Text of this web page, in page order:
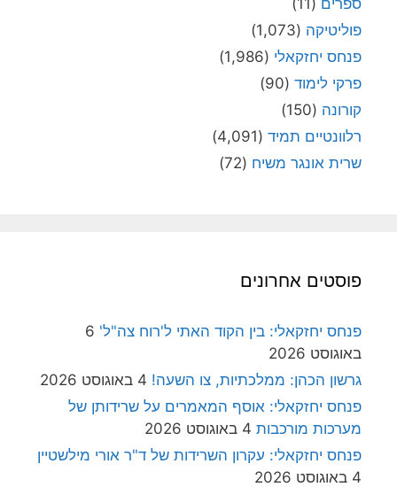
פוליטיקה (1,073)
פנחס יחזקאלי (1,986)
פרקי לימוד (90)
קורונה (150)
רלוונטיים תמיד (4,091)
שרית אונגר משיח (72)
פוסטים אחרונים
פנחס יחזקאלי: בין הקוד האתי ל'רוח צה"ל' 6
באוגוסט 2026
גרשון הכהן: ממלכתיות, צו השעה! 4 באוגוסט 2026
פנחס יחזקאלי: אוסף המאמרים על שרידותן של
מערכות מורכבות 4 באוגוסט 2026
פנחס יחזקאלי: עקרון השרידות של ד"ר אורי מילשטיין
4 באוגוסט 2026